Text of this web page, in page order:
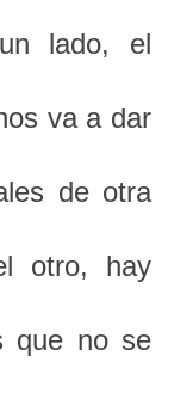
lado, el
va a dar
de otra
otro, hay
que no se